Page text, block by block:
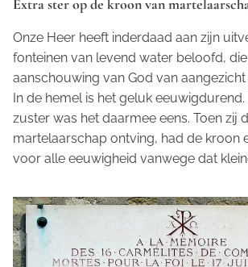
Extra ster op de kroon van
Onze Heer heeft inderdaad aan zijn
fonteinen van levend water beloofd,
aanschouwing van God van
In de hemel is het geluk
zuster was het daarmee eens. Toen zij
martelaarschap ontving, had de kroon
voor alle eeuwigheid vanwege dat